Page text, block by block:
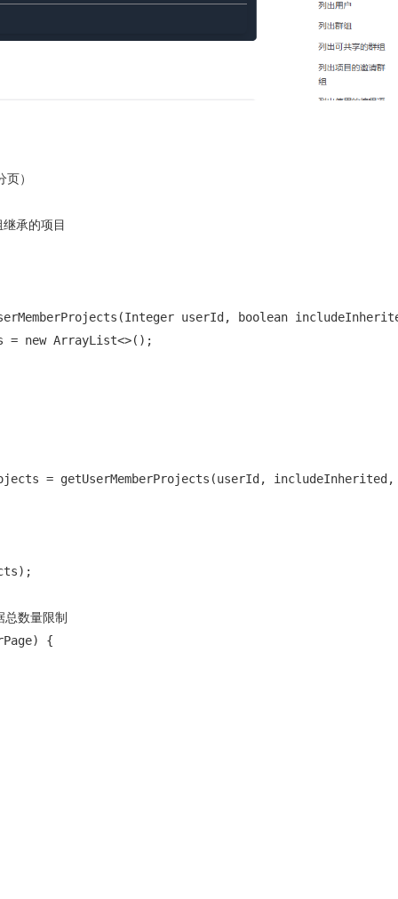
）
承的项目
userId, boolean
= new ArrayList<>();
= getUserMemberProjects(userId,
数量限制
{